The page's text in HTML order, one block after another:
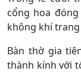
cổng hoa
không khí
Bàn thờ gia
thành kính với